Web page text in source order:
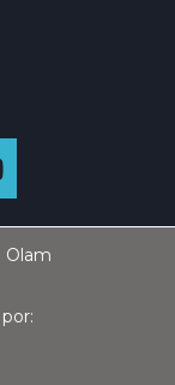
Olam